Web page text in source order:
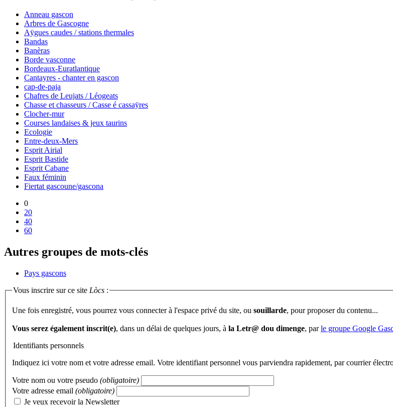
Anneau gascon
Arbres de Gascogne
Aÿgues caudes / stations thermales
Bandas
Banèras
Borde vasconne
Bordeaux-Euratlantique
Cantayres - chanter en gascon
cap-de-paja
Chafres de Leujats / Léogeats
Chasse et chasseurs / Casse é cassaÿres
Clocher-mur
Courses landaises & jeux taurins
Ecologie
Entre-deux-Mers
Esprit Airial
Esprit Bastide
Esprit Cabane
Faux féminin
Fiertat gascoune/gascona
0
20
40
60
Autres groupes de mots-clés
Pays gascons
Vous inscrire sur ce site Lòcs :
Une fois enregistré, vous pourrez vous connecter à l'espace privé du site, ou souillarde , pour proposer du contenu...
Vous serez également inscrit(e), dans un délai de quelques jours, à la Letr@ dou dimenge, parle groupe Google
Identifiants personnels
Indiquez ici votre nom et votre adresse email. Votre identifiant personnel vous parviendra rapidement, par courrier
Votre nom ou votre pseudo (obligatoire)
Votre adresse email (obligatoire)
Je veux recevoir la Newsletter